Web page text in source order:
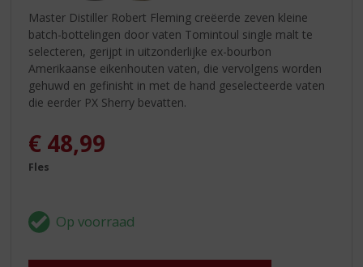
Master Distiller Robert Fleming creëerde zeven kleine
batch-bottelingen door vaten Tomintoul single malt te
selecteren, gerijpt in uitzonderlijke ex-bourbon
Amerikaanse eikenhouten vaten, die vervolgens worden
gehuwd en gefinisht in met de hand geselecteerde vaten
die eerder PX Sherry bevatten.
€ 48,99
Fles